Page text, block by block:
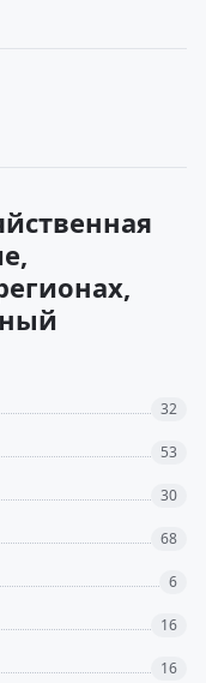
32
53
30
68
6
16
16